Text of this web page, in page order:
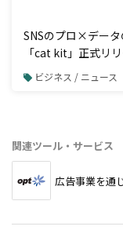
SNSのプロ×デー
「cat kit」正式リ
ビジネス / ニュース
関連ツール・サービス
広告事業を通